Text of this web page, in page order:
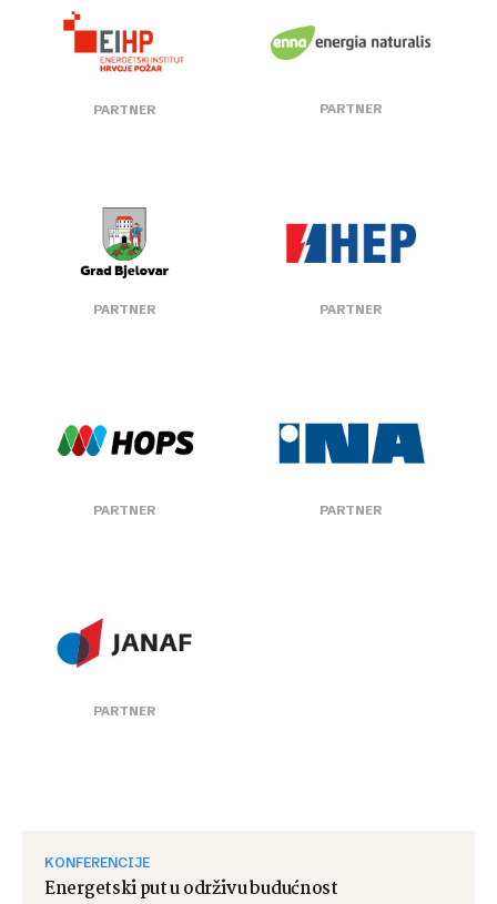
PARTNER PARTNER
PARTNER PARTNER
PARTNER PARTNER
PARTNER
KONFERENCIJE
Energetski put u održivu budućnost